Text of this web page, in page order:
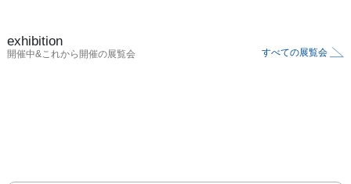
exhibition
開催中&これから開催の展覧会 すべての展覧会